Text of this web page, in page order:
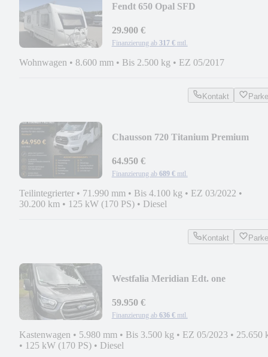
Fendt 650 Opal SFD
29.900 €
Finanzierung ab 317 € mtl.
Wohnwagen • 8.600 mm • Bis 2.500 kg • EZ 05/2017
Kontakt
Chausson 720 Titanium Premium
64.950 €
Finanzierung ab 689 € mtl.
Teilintegrierter • 71.990 mm • Bis 4.100 kg • EZ 03/2022 •
30.200 km • 125 kW (170 PS) • Diesel
Kontakt
Westfalia Meridian Edt. one
59.950 €
Finanzierung ab 636 € mtl.
Kastenwagen • 5.980 mm • Bis 3.500 kg • EZ 05/2023 • 25.650
• 125 kW (170 PS) • Diesel